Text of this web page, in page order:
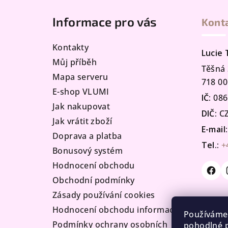
pohodlné
Informace pro vás
Kontakty
Můj příběh
Mapa serveru
E-shop VLUMI
Jak nakupovat
Jak vrátit zboží
Doprava a platba
Bonusový systém
Hodnocení obchodu
Obchodní podmínky
Zásady používání cookies
Hodnocení obchodu informace
Podmínky ochrany osobních
Lucie
718
IČ:
DIČ:
E-mail:
Tel.: